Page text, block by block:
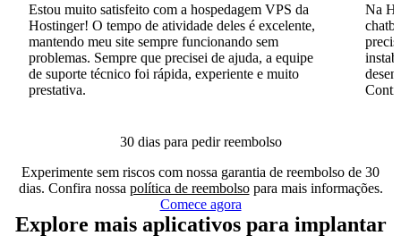
Estou muito satisfeito com a hospedagem VPS da
Hostinger! O tempo de atividade deles é excelente,
mantendo meu site sempre funcionando sem
problemas. Sempre que precisei de ajuda, a equipe
de suporte técnico foi rápida, experiente e muito
prestativa.
Na
30 dias para pedir reembolso
Experimente sem riscos com nossa garantia de reembolso de 30
dias. Confira nossa política de reembolsopara mais informações.
Comece agora
Explore mais aplicativos para implantar